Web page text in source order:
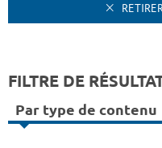
FILTRE DE
Par type de contenu